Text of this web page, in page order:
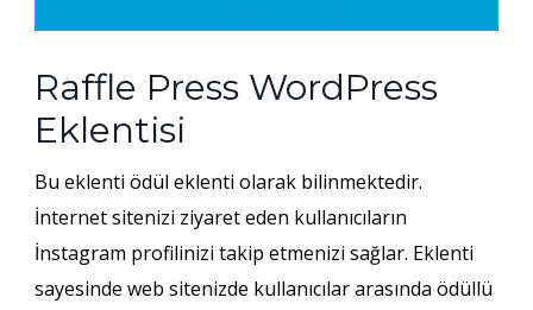
Raffle Press WordPress
Eklentisi
Bu eklenti ödül eklenti olarak bilinmektedir.
İnternet sitenizi ziyaret eden kullanıcıların
İnstagram profilinizi takip etmenizi sağlar. Eklenti
sayesinde web sitenizde kullanıcılar arasında ödüllü